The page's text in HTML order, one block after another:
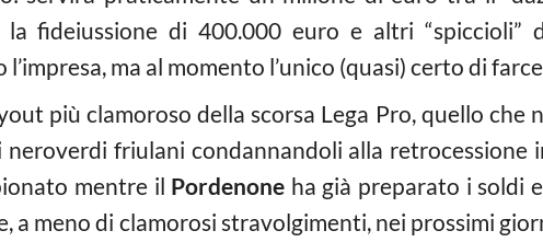
fideiussione di 400.000 euro e altri “spiccioli”
ma al momento l’unico (quasi) certo di
più clamoroso della scorsa Lega Pro, quello che
friulani condannandoli alla retrocessione
mentre il Pordenone ha già preparato i soldi
a meno di clamorosi stravolgimenti, nei prossimi